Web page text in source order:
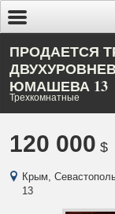
ПРОДАЕТСЯ
ЮМАШЕВА 13
Трехкомнатные
120 000 $
Крым,
13